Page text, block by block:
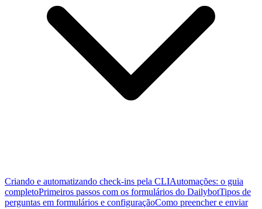
Criando e automatizando check-ins pela CLIAutomações: o guia
completoPrimeiros passos com os formulários do DailybotTipos de
perguntas em formulários e configuraçãoComo preencher e enviar